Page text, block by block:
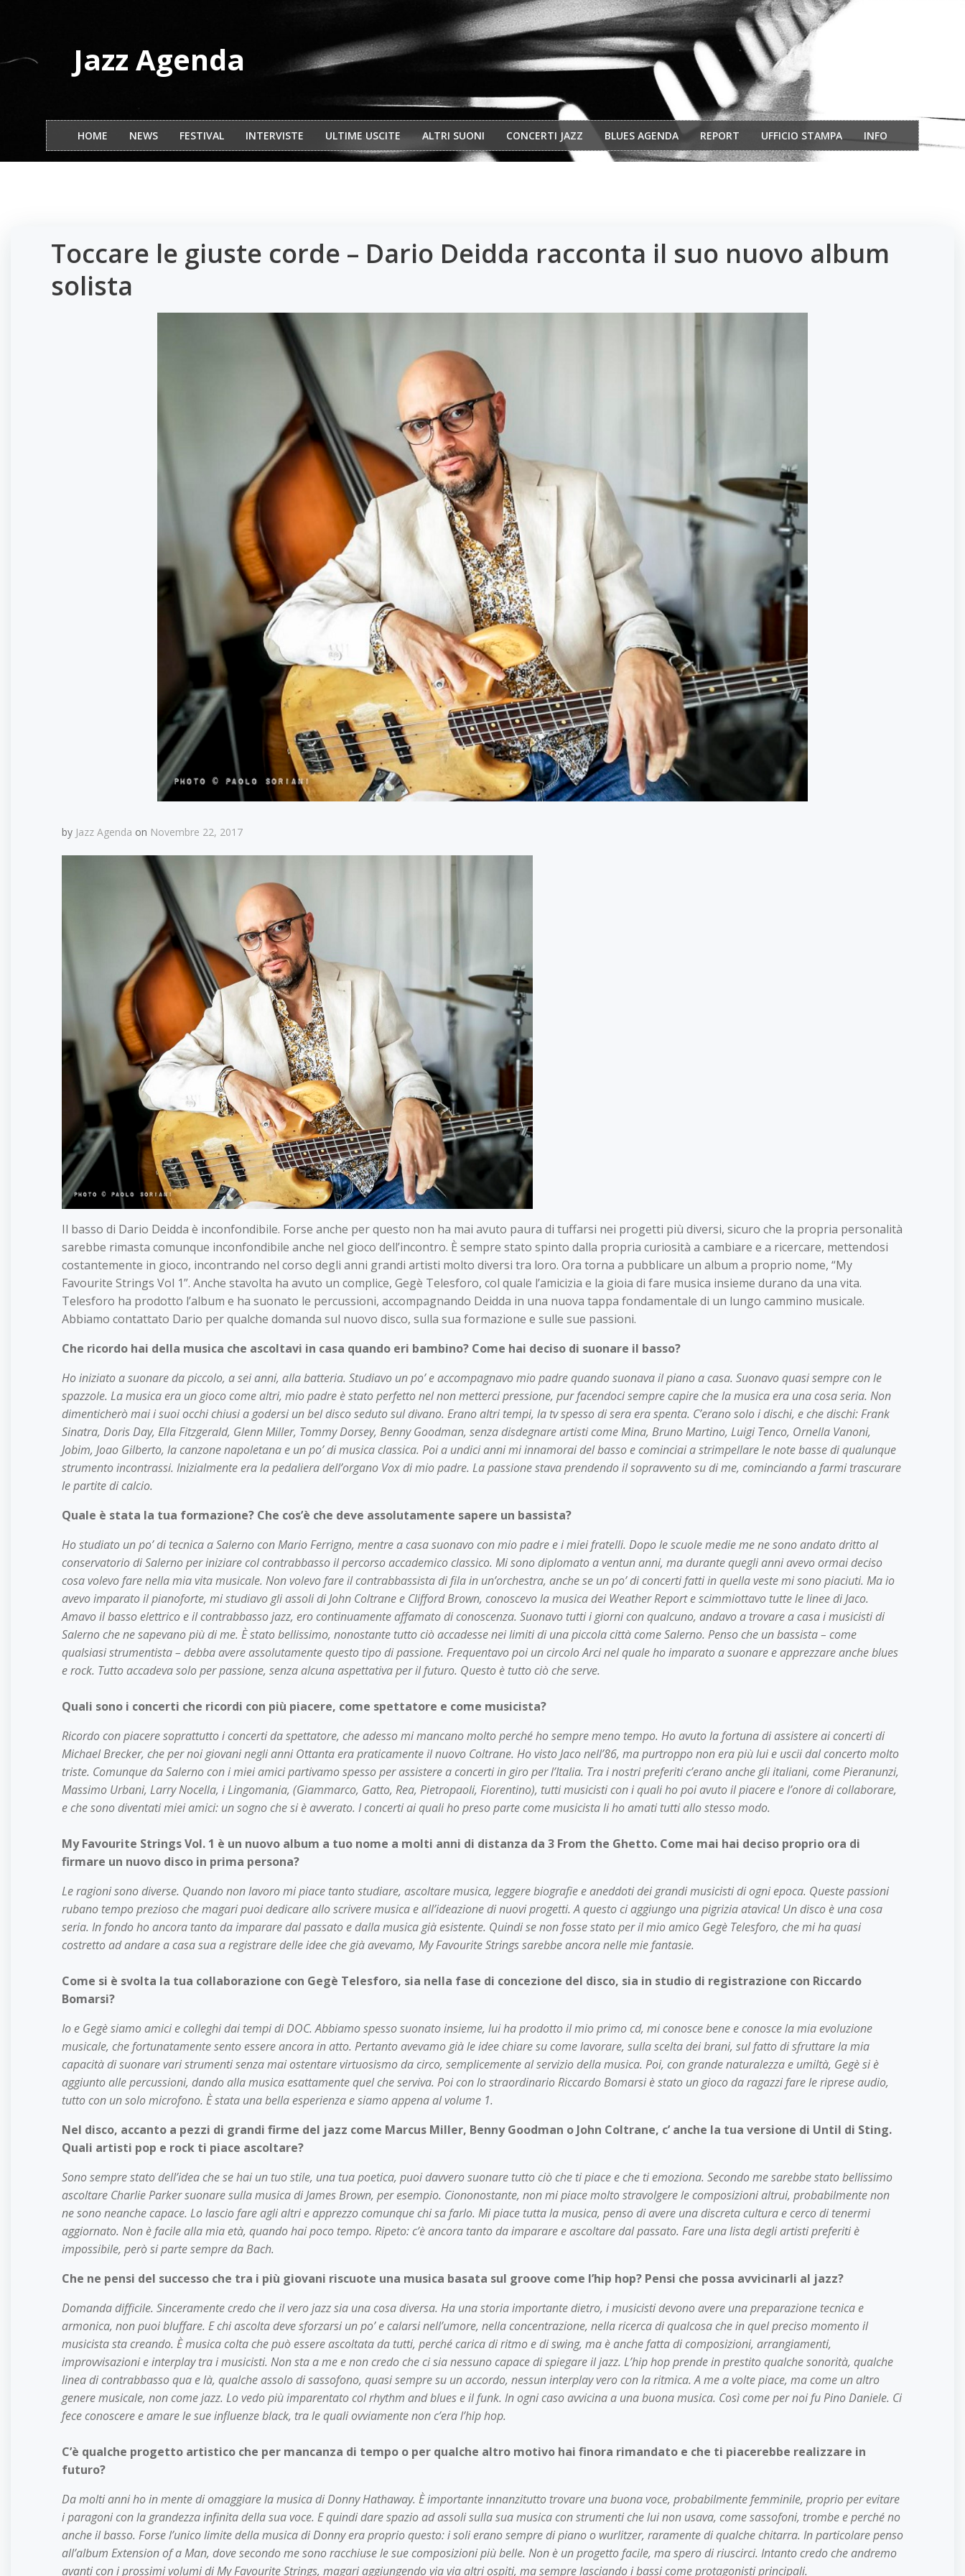
Jazz Agenda
HOME NEWS FESTIVAL INTERVISTE ULTIME USCITE ALTRI SUONI CONCERTI JAZZ BLUES AGENDA REPORT UFFICIO STAMPA INFO
Toccare le giuste corde – Dario Deidda racconta il suo nuovo album
solista
by Jazz Agenda on Novembre 22, 2017
Il basso di Dario Deidda è inconfondibile. Forse anche per questo non ha mai avuto paura di tuffarsi nei progetti più diversi, sicuro che la propria personalità
sarebbe rimasta comunque inconfondibile anche nel gioco dell’incontro. È sempre stato spinto dalla propria curiosità a cambiare e a ricercare, mettendosi
costantemente in gioco, incontrando nel corso degli anni grandi artisti molto diversi tra loro. Ora torna a pubblicare un album a proprio nome, “My
Favourite Strings Vol 1”. Anche stavolta ha avuto un complice, Gegè Telesforo, col quale l’amicizia e la gioia di fare musica insieme durano da una vita.
Telesforo ha prodotto l’album e ha suonato le percussioni, accompagnando Deidda in una nuova tappa fondamentale di un lungo cammino musicale.
Abbiamo contattato Dario per qualche domanda sul nuovo disco, sulla sua formazione e sulle sue passioni.
Che ricordo hai della musica che ascoltavi in casa quando eri bambino? Come hai deciso di suonare il basso?
Ho iniziato a suonare da piccolo, a sei anni, alla batteria. Studiavo un po’ e accompagnavo mio padre quando suonava il piano a casa. Suonavo quasi sempre con le
spazzole. La musica era un gioco come altri, mio padre è stato perfetto nel non metterci pressione, pur facendoci sempre capire che la musica era una cosa seria. Non
dimenticherò mai i suoi occhi chiusi a godersi un bel disco seduto sul divano. Erano altri tempi, la tv spesso di sera era spenta. C’erano solo i dischi, e che dischi: Frank
Sinatra, Doris Day, Ella Fitzgerald, Glenn Miller, Tommy Dorsey, Benny Goodman, senza disdegnare artisti come Mina, Bruno Martino, Luigi Tenco, Ornella Vanoni,
Jobim, Joao Gilberto, la canzone napoletana e un po’ di musica classica. Poi a undici anni mi innamorai del basso e cominciai a strimpellare le note basse di qualunque
strumento incontrassi. Inizialmente era la pedaliera dell’organo Vox di mio padre. La passione stava prendendo il sopravvento su di me, cominciando a farmi trascurare
le partite di calcio.
Quale è stata la tua formazione? Che cos’è che deve assolutamente sapere un bassista?
Ho studiato un po’ di tecnica a Salerno con Mario Ferrigno, mentre a casa suonavo con mio padre e i miei fratelli. Dopo le scuole medie me ne sono andato dritto al
conservatorio di Salerno per iniziare col contrabbasso il percorso accademico classico. Mi sono diplomato a ventun anni, ma durante quegli anni avevo ormai deciso
cosa volevo fare nella mia vita musicale. Non volevo fare il contrabbassista di fila in un’orchestra, anche se un po’ di concerti fatti in quella veste mi sono piaciuti. Ma io
avevo imparato il pianoforte, mi studiavo gli assoli di John Coltrane e Clifford Brown, conoscevo la musica dei Weather Report e scimmiottavo tutte le linee di Jaco.
Amavo il basso elettrico e il contrabbasso jazz, ero continuamente affamato di conoscenza. Suonavo tutti i giorni con qualcuno, andavo a trovare a casa i musicisti di
Salerno che ne sapevano più di me. È stato bellissimo, nonostante tutto ciò accadesse nei limiti di una piccola città come Salerno. Penso che un bassista – come
qualsiasi strumentista – debba avere assolutamente questo tipo di passione. Frequentavo poi un circolo Arci nel quale ho imparato a suonare e apprezzare anche blues
e rock. Tutto accadeva solo per passione, senza alcuna aspettativa per il futuro. Questo è tutto ciò che serve.
Quali sono i concerti che ricordi con più piacere, come spettatore e come musicista?
Ricordo con piacere soprattutto i concerti da spettatore, che adesso mi mancano molto perché ho sempre meno tempo. Ho avuto la fortuna di assistere ai concerti di
Michael Brecker, che per noi giovani negli anni Ottanta era praticamente il nuovo Coltrane. Ho visto Jaco nell’86, ma purtroppo non era più lui e uscii dal concerto molto
triste. Comunque da Salerno con i miei amici partivamo spesso per assistere a concerti in giro per l’Italia. Tra i nostri preferiti c’erano anche gli italiani, come Pieranunzi,
Massimo Urbani, Larry Nocella, i Lingomania, (Giammarco, Gatto, Rea, Pietropaoli, Fiorentino), tutti musicisti con i quali ho poi avuto il piacere e l’onore di collaborare,
e che sono diventati miei amici: un sogno che si è avverato. I concerti ai quali ho preso parte come musicista li ho amati tutti allo stesso modo.
My Favourite Strings Vol. 1 è un nuovo album a tuo nome a molti anni di distanza da 3 From the Ghetto. Come mai hai deciso proprio ora di
firmare un nuovo disco in prima persona?
Le ragioni sono diverse. Quando non lavoro mi piace tanto studiare, ascoltare musica, leggere biografie e aneddoti dei grandi musicisti di ogni epoca. Queste passioni
rubano tempo prezioso che magari puoi dedicare allo scrivere musica e all’ideazione di nuovi progetti. A questo ci aggiungo una pigrizia atavica! Un disco è una cosa
seria. In fondo ho ancora tanto da imparare dal passato e dalla musica già esistente. Quindi se non fosse stato per il mio amico Gegè Telesforo, che mi ha quasi
costretto ad andare a casa sua a registrare delle idee che già avevamo, My Favourite Strings sarebbe ancora nelle mie fantasie.
Come si è svolta la tua collaborazione con Gegè Telesforo, sia nella fase di concezione del disco, sia in studio di registrazione con Riccardo
Bomarsi?
Io e Gegè siamo amici e colleghi dai tempi di DOC. Abbiamo spesso suonato insieme, lui ha prodotto il mio primo cd, mi conosce bene e conosce la mia evoluzione
musicale, che fortunatamente sento essere ancora in atto. Pertanto avevamo già le idee chiare su come lavorare, sulla scelta dei brani, sul fatto di sfruttare la mia
capacità di suonare vari strumenti senza mai ostentare virtuosismo da circo, semplicemente al servizio della musica. Poi, con grande naturalezza e umiltà, Gegè si è
aggiunto alle percussioni, dando alla musica esattamente quel che serviva. Poi con lo straordinario Riccardo Bomarsi è stato un gioco da ragazzi fare le riprese audio,
tutto con un solo microfono. È stata una bella esperienza e siamo appena al volume 1.
Nel disco, accanto a pezzi di grandi firme del jazz come Marcus Miller, Benny Goodman o John Coltrane, c’ anche la tua versione di Until di Sting.
Quali artisti pop e rock ti piace ascoltare?
Sono sempre stato dell’idea che se hai un tuo stile, una tua poetica, puoi davvero suonare tutto ciò che ti piace e che ti emoziona. Secondo me sarebbe stato bellissimo
ascoltare Charlie Parker suonare sulla musica di James Brown, per esempio. Ciononostante, non mi piace molto stravolgere le composizioni altrui, probabilmente non
ne sono neanche capace. Lo lascio fare agli altri e apprezzo comunque chi sa farlo. Mi piace tutta la musica, penso di avere una discreta cultura e cerco di tenermi
aggiornato. Non è facile alla mia età, quando hai poco tempo. Ripeto: c’è ancora tanto da imparare e ascoltare dal passato. Fare una lista degli artisti preferiti è
impossibile, però si parte sempre da Bach.
Che ne pensi del successo che tra i più giovani riscuote una musica basata sul groove come l’hip hop? Pensi che possa avvicinarli al jazz?
Domanda difficile. Sinceramente credo che il vero jazz sia una cosa diversa. Ha una storia importante dietro, i musicisti devono avere una preparazione tecnica e
armonica, non puoi bluffare. E chi ascolta deve sforzarsi un po’ e calarsi nell’umore, nella concentrazione, nella ricerca di qualcosa che in quel preciso momento il
musicista sta creando. È musica colta che può essere ascoltata da tutti, perché carica di ritmo e di swing, ma è anche fatta di composizioni, arrangiamenti,
improvvisazioni e interplay tra i musicisti. Non sta a me e non credo che ci sia nessuno capace di spiegare il jazz. L’hip hop prende in prestito qualche sonorità, qualche
linea di contrabbasso qua e là, qualche assolo di sassofono, quasi sempre su un accordo, nessun interplay vero con la ritmica. A me a volte piace, ma come un altro
genere musicale, non come jazz. Lo vedo più imparentato col rhythm and blues e il funk. In ogni caso avvicina a una buona musica. Così come per noi fu Pino Daniele. Ci
fece conoscere e amare le sue influenze black, tra le quali ovviamente non c’era l’hip hop.
C’è qualche progetto artistico che per mancanza di tempo o per qualche altro motivo hai finora rimandato e che ti piacerebbe realizzare in
futuro?
Da molti anni ho in mente di omaggiare la musica di Donny Hathaway. È importante innanzitutto trovare una buona voce, probabilmente femminile, proprio per evitare
i paragoni con la grandezza infinita della sua voce. E quindi dare spazio ad assoli sulla sua musica con strumenti che lui non usava, come sassofoni, trombe e perché no
anche il basso. Forse l’unico limite della musica di Donny era proprio questo: i soli erano sempre di piano o wurlitzer, raramente di qualche chitarra. In particolare penso
all’album Extension of a Man, dove secondo me sono racchiuse le sue composizioni più belle. Non è un progetto facile, ma spero di riuscirci. Intanto credo che andremo
avanti con i prossimi volumi di My Favourite Strings, magari aggiungendo via via altri ospiti, ma sempre lasciando i bassi come protagonisti principali.